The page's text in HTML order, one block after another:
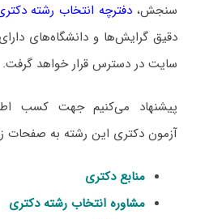
سنجش، دفترچه انتخاب رشته دکتری
دقیق گرایش‌ها و دانشگاه‌های
سایت در دسترس قرار خواهد گرفت.
پیشنهاد می‌کنیم جهت کسب
آزمون دکتری این رشته به صفحات
منابع دکتری
مشاوره انتخاب رشته دکتری